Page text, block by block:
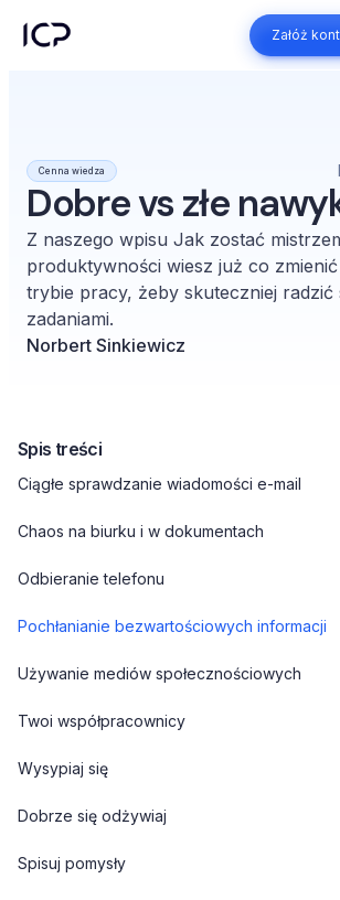
Załóż
Załóż
Cenna wiedza
Dobre vs złe
Z naszego wpisu Jak zostać
produktywności wiesz już co
trybie pracy, żeby skuteczniej radzić
zadaniami.
Norbert Sinkiewicz
Spis treści
Ciągłe sprawdzanie wiadomości e-mail
Chaos na biurku i w dokumentach
Odbieranie telefonu
Pochłanianie bezwartościowych informacji
Używanie mediów społecznościowych
Twoi współpracownicy
Wysypiaj się
Dobrze się odżywiaj
Spisuj pomysły